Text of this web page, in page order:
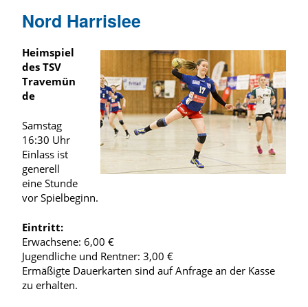
Nord Harrislee
Heimspiel
des TSV
Travemün
de
Samstag
16:30 Uhr
Einlass ist
generell
eine Stunde
vor Spielbeginn.
Eintritt:
Erwachsene: 6,00 €
Jugendliche und Rentner: 3,00 €
Ermäßigte Dauerkarten sind auf Anfrage an der Kasse
zu erhalten.